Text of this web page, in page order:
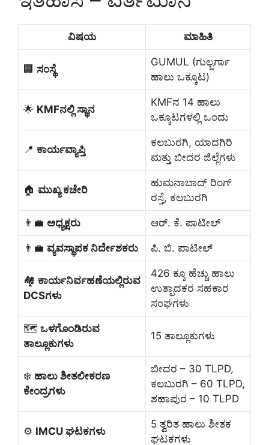
ವಿಷಯ ಮಾಹಿತಿ
🏢 ಸಂಸ್ಥೆ
GUMUL (ಗುಲ್ಬರ್ಗಾ
ಹಾಲು ಒಕ್ಕೂಟ)
🌟 KMFನಲ್ಲಿ ಸ್ಥಾನ
KMFನ 14 ಹಾಲು
ಒಕ್ಕೂಟಗಳಲ್ಲಿ ಒಂದು
📍 ಕಾರ್ಯವ್ಯಾಪ್ತಿ
ಕಲಬುರಗಿ, ಯಾದಗಿರಿ
ಮತ್ತು ಬೀದರ ಜಿಲ್ಲೆಗಳು
🏠 ಮುಖ್ಯ ಕಚೇರಿ
ಹುಮನಾಬಾದ್ ರಿಂಗ್
ರಸ್ತೆ, ಕಲಬುರಗಿ
👨‍💼 ಅಧ್ಯಕ್ಷರು ಆರ್. ಕೆ. ಪಾಟೀಲ್
👨‍💼 ವ್ಯವಸ್ಥಾಪಕ ನಿರ್ದೇಶಕರು ಪಿ. ಬಿ. ಪಾಟೀಲ್
🏘️ ಕಾರ್ಯನಿರ್ವಹಣೆಯಲ್ಲಿರುವ
DCSಗಳು
426 ಕ್ಕೂ ಹೆಚ್ಚು ಹಾಲು
ಉತ್ಪಾದಕರ ಸಹಕಾರ
ಸಂಘಗಳು
🗺️ ಒಳಗೊಂಡಿರುವ
ತಾಲ್ಲೂಕುಗಳು
15 ತಾಲ್ಲೂಕುಗಳು
❄️ ಹಾಲು ಶೀತಲೀಕರಣ
ಕೇಂದ್ರಗಳು
ಬೀದರ – 30 TLPD,
ಕಲಬುರಗಿ – 60 TLPD,
ಶಹಾಪುರ – 10 TLPD
⚙️ IMCU ಘಟಕಗಳು
5 ತ್ವರಿತ ಹಾಲು ಶೀತಕ
ಘಟಕಗಳು